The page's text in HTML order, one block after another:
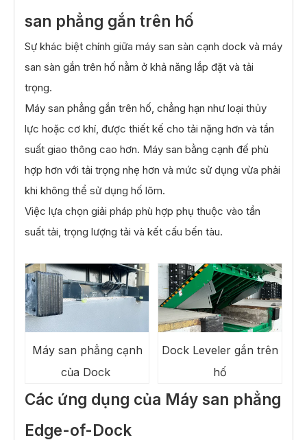
san phẳng gắn trên hố
Sự khác biệt chính giữa máy san sàn cạnh dock và máy
san sàn gắn trên hố nằm ở khả năng lắp đặt và tải
trọng.
Máy san phẳng gắn trên hố, chẳng hạn như loại thủy
lực hoặc cơ khí, được thiết kế cho tải nặng hơn và tần
suất giao thông cao hơn. Máy san bằng cạnh đế phù
hợp hơn với tải trọng nhẹ hơn và mức sử dụng vừa phải
khi không thể sử dụng hố lõm.
Việc lựa chọn giải pháp phù hợp phụ thuộc vào tần
suất tải, trọng lượng tải và kết cấu bến tàu.
Máy san phẳng cạnh
của Dock
Dock Leveler gắn trên
hố
Các ứng dụng của Máy san phẳng
Edge-of-Dock